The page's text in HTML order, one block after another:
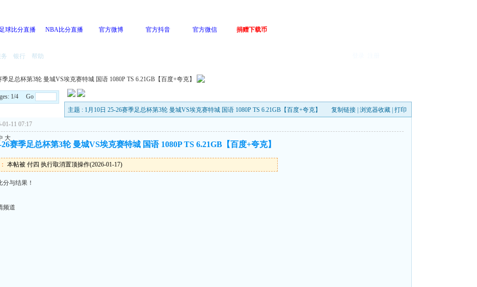
足球比分直播 NBA比分直播 官方微博 官方抖音 官方微信 捐赠下载币
银行 帮助
季足总杯第3轮 曼城VS埃克赛特城 国语 1080P TS 6.21GB【百度+夸克】
1/4 Go
主题 : 1月10日 25-26赛季足总杯第3轮 曼城VS埃克赛特城 国语 1080P TS 6.21GB【百度+夸克】
复制链接| 浏览器收藏| 打印
11 07:17
大
26赛季足总杯第3轮 曼城VS埃克赛特城 国语 1080P TS 6.21GB【百度+夸克】
本帖被 付四 执行取消置顶操作(2026-01-17)
与结果！
频道